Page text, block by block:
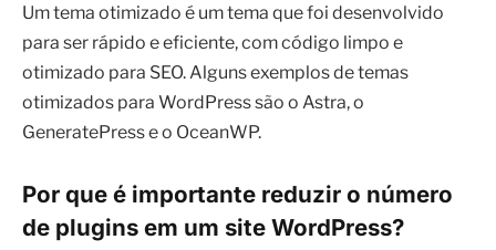
Um tema otimizado é um tema que foi desenvolvido
para ser rápido e eficiente, com código limpo e
otimizado para SEO. Alguns exemplos de temas
otimizados para WordPress são o Astra, o
GeneratePress e o OceanWP.
Por que é importante reduzir o número
de plugins em um site WordPress?